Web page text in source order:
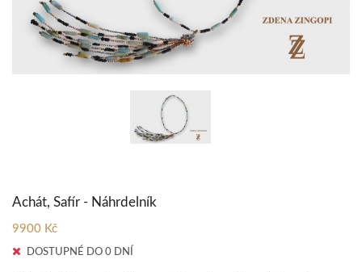
Achát, Safír - Náhrdelník
9900 Kč
DOSTUPNÉ DO 0 DNÍ